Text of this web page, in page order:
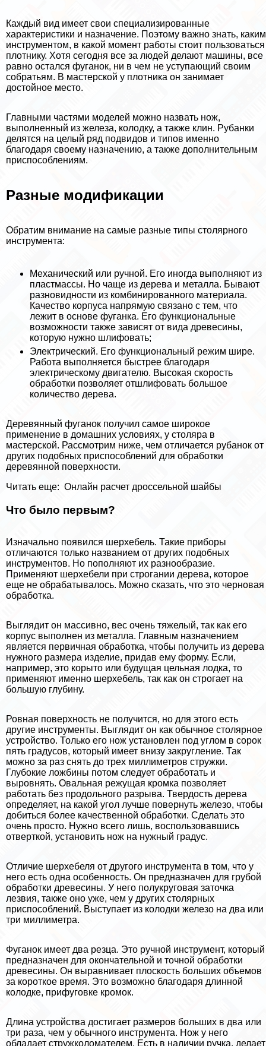
Каждый вид имеет свои специализированные
хаpaктеристики и назначение. Поэтому важно знать, каким
инструментом, в какой момент работы стоит пользоваться
плотнику. Хотя сегодня все за людей делают машины, все
равно остался фуганок, ни в чем не уступающий своим
собратьям. В мастерской у плотника он занимает
достойное место.
Главными частями моделей можно назвать нож,
выполненный из железа, колодку, а также клин. Рубанки
делятся на целый ряд подвидов и типов именно
благодаря своему назначению, а также дополнительным
приспособлениям.
Разные модификации
Обратим внимание на самые разные типы столярного
инструмента:
Механический или ручной. Его иногда выполняют из
пластмассы. Но чаще из дерева и металла. Бывают
разновидности из комбинированного материала.
Качество корпуса напрямую связано с тем, что
лежит в основе фуганка. Его функциональные
возможности также зависят от вида древесины,
которую нужно шлифовать;
Электрический. Его функциональный режим шире.
Работа выполняется быстрее благодаря
электрическому двигателю. Высокая скорость
обработки позволяет отшлифовать большое
количество дерева.
Деревянный фуганок получил самое широкое
применение в домашних условиях, у столяра в
мастерской. Рассмотрим ниже, чем отличается рубанок от
других подобных приспособлений для обработки
деревянной поверхности.
Читать еще: Онлайн расчет дроссельной шайбы
Что было первым?
Изначально появился шерхебель. Такие приборы
отличаются только названием от других подобных
инструментов. Но пополняют их разнообразие.
Применяют шерхебели при строгании дерева, которое
еще не обpaбатывалось. Можно сказать, что это черновая
обработка.
Выглядит он массивно, вес очень тяжелый, так как его
корпус выполнен из металла. Главным назначением
является первичная обработка, чтобы получить из дерева
нужного размера изделие, придав ему форму. Если,
например, это корыто или будущая цельная лодка, то
применяют именно шерхебель, так как он строгает на
большую глубину.
Ровная поверхность не получится, но для этого есть
другие инструменты. Выглядит он как обычное столярное
устройство. Только его нож установлен под углом в сорок
пять градусов, который имеет внизу закругление. Так
можно за раз снять до трех миллиметров стружки.
Глубокие ложбины потом следует обработать и
выровнять. Овальная режущая кромка позволяет
работать без продольного разрыва. Твердость дерева
определяет, на какой угол лучше повернуть железо, чтобы
добиться более качественной обработки. Сделать это
очень просто. Нужно всего лишь, воспользовавшись
отверткой, установить нож на нужный градус.
Отличие шерхебеля от другого инструмента в том, что у
него есть одна особенность. Он предназначен для грубой
обработки древесины. У него полукруговая заточка
лезвия, также оно уже, чем у других столярных
приспособлений. Выступает из колодки железо на два или
три миллиметра.
Фуганок имеет два резца. Это ручной инструмент, который
предназначен для окончательной и точной обработки
древесины. Он выравнивает плоскость больших объемов
за короткое время. Это возможно благодаря длинной
колодке, прифуговке кромок.
Длина устройства достигает размеров больших в два или
три раза, чем у обычного инструмента. Нож у него
обладает стружколомателем. Есть в наличии ручка, делает